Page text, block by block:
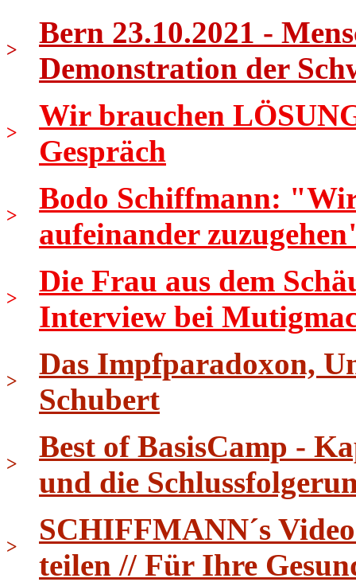
>
Bern 23.10.2021 -
Demonstration der
>
Wir brauchen
Gespräch
>
Bodo Schiffmann:
aufeinander
>
Die Frau aus dem
Interview bei
>
Das Impfparadoxon,
Schubert
>
Best of BasisCamp -
und die
>
SCHIFFMANN´s
teilen // Für Ihre